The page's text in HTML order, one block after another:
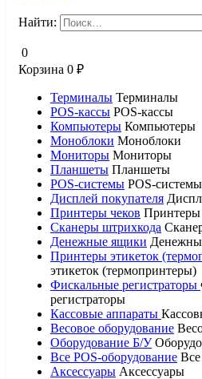
Найти:
0
Корзина 0 ₽
Терминалы Терминалы
POS-кассы POS-кассы
Компьютеры Компьютеры
Моноблоки Моноблоки
Мониторы Мониторы
Планшеты Планшеты
POS-системы POS-системы
Дисплей покупателя
Принтеры чеков Принтеры
Сканеры штрихкода
Денежные ящики
Принтеры этикеток
этикеток (термопринтеры)
Фискальные регистраторы
регистраторы
Кассовые аппараты
Весовое оборудование
Оборудование Б/У
Все POS-оборудование Все
Аксессуары Аксессуары